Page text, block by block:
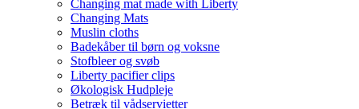
Changing mat made with Liberty
Changing Mats
Muslin cloths
Badekåber til børn og voksne
Stofbleer og svøb
Liberty pacifier clips
Økologisk Hudpleje
Betræk til vådservietter